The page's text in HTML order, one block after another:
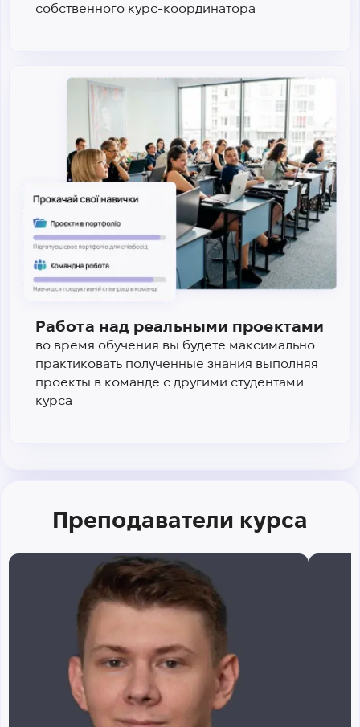
собственного курс-координатора
Работа над реальными проектами
во время обучения вы будете максимально
практиковать полученные знания выполняя
проекты в команде с другими студентами
курса
Преподаватели курса